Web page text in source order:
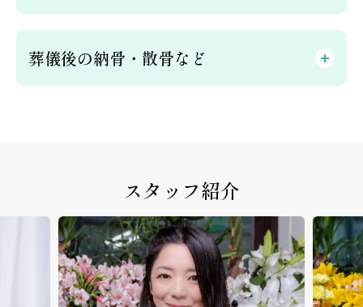
葬儀後の納骨・散骨など
スタッフ紹介